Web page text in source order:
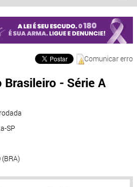
Comunicar erro
Brasileiro - Série A
SP
(BRA)